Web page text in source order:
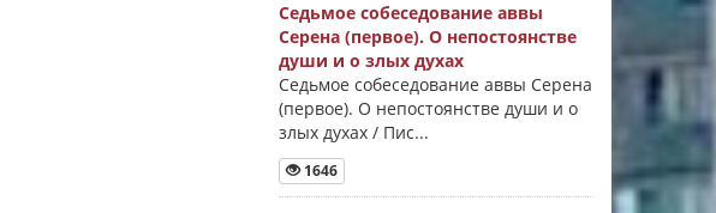
Седьмое собеседование аввы
Серена (первое). О непостоянстве
души и о злых духах
Седьмое собеседование аввы Серена
(первое). О непостоянстве души и о
злых духах / Пис...
1646